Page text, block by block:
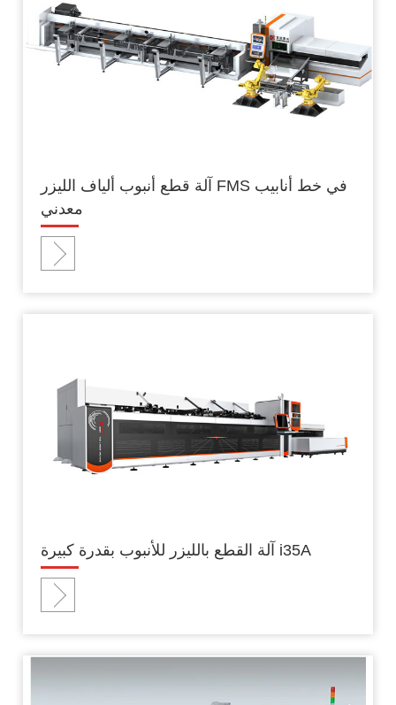
آلة قطع أنبوب ألياف الليزر FMS في خط أنابيب
معدني
آلة القطع بالليزر للأنبوب بقدرة كبيرة i35A